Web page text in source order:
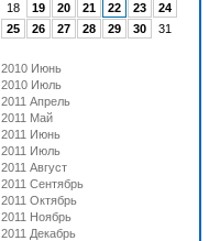
18
19 20 21 22 23
24
25
26 27 28 29 30 31
2010 Июнь
2010 Июль
2011 Апрель
2011 Май
2011 Июнь
2011 Июль
2011 Август
2011 Сентябрь
2011 Октябрь
2011 Ноябрь
2011 Декабрь